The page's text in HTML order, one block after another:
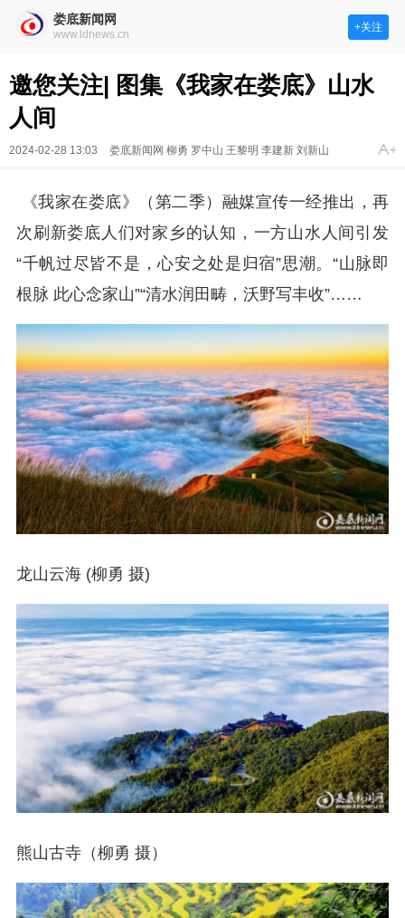
娄底新闻网
www.ldnews.cn
+关注
邀您关注| 图集《我家在娄底》山水
人间
2024-02-28 13:03 娄底新闻网 柳勇 罗中山 王黎明 李建新 刘新山
《我家在娄底》（第二季）融媒宣传一经推出，再
次刷新娄底人们对家乡的认知，一方山水人间引发
“千帆过尽皆不是，心安之处是归宿”思潮。“山脉即
根脉 此心念家山”“清水润田畴，沃野写丰收”……
龙山云海 (柳勇 摄)
熊山古寺（柳勇 摄）